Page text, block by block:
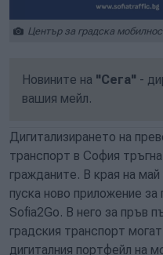
Център за градска
Новините на "Сега" -
вашия мейл.
Дигитализирането на
транспорт в София
гражданите. В края на
пуска ново приложение
Sofia2Go. В него за пръв
градския транспорт
дигиталния портфейл на